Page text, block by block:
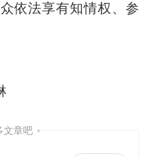
依法享有知情权、参
文章吧